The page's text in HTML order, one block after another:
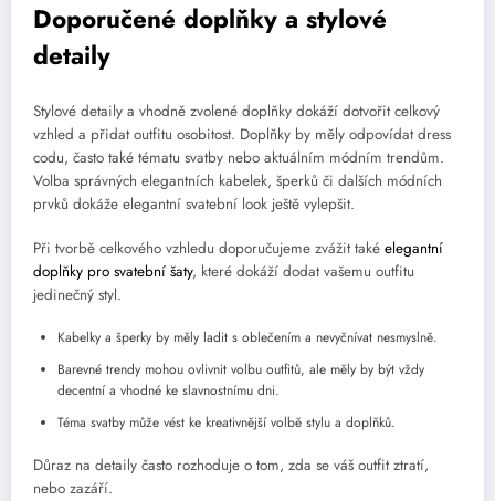
Doporučené doplňky a stylové
detaily
Stylové detaily a vhodně zvolené doplňky dokáží dotvořit celkový
vzhled a přidat outfitu osobitost. Doplňky by měly odpovídat dress
codu, často také tématu svatby nebo aktuálním módním trendům.
Volba správných elegantních kabelek, šperků či dalších módních
prvků dokáže elegantní svatební look ještě vylepšit.
Při tvorbě celkového vzhledu doporučujeme zvážit také elegantní
doplňky pro svatební šaty, které dokáží dodat vašemu outfitu
jedinečný styl.
Kabelky a šperky by měly ladit s oblečením a nevyčnívat nesmyslně.
Barevné trendy mohou ovlivnit volbu outfitů, ale měly by být vždy
decentní a vhodné ke slavnostnímu dni.
Téma svatby může vést ke kreativnější volbě stylu a doplňků.
Důraz na detaily často rozhoduje o tom, zda se váš outfit ztratí,
nebo zazáří.